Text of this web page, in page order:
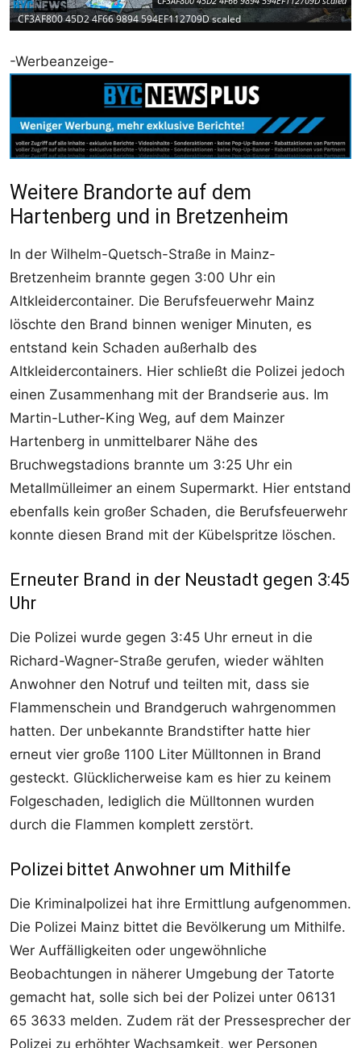
CF3AF800 45D2 4F66 9894 594EF112709D scaled
-Werbeanzeige-
Weitere Brandorte auf dem
Hartenberg und in Bretzenheim
In der Wilhelm-Quetsch-Straße in Mainz-
Bretzenheim brannte gegen 3:00 Uhr ein
Altkleidercontainer. Die Berufsfeuerwehr Mainz
löschte den Brand binnen weniger Minuten, es
entstand kein Schaden außerhalb des
Altkleidercontainers. Hier schließt die Polizei jedoch
einen Zusammenhang mit der Brandserie aus. Im
Martin-Luther-King Weg, auf dem Mainzer
Hartenberg in unmittelbarer Nähe des
Bruchwegstadions brannte um 3:25 Uhr ein
Metallmülleimer an einem Supermarkt. Hier entstand
ebenfalls kein großer Schaden, die Berufsfeuerwehr
konnte diesen Brand mit der Kübelspritze löschen.
Erneuter Brand in der Neustadt gegen 3:45
Uhr
Die Polizei wurde gegen 3:45 Uhr erneut in die
Richard-Wagner-Straße gerufen, wieder wählten
Anwohner den Notruf und teilten mit, dass sie
Flammenschein und Brandgeruch wahrgenommen
hatten. Der unbekannte Brandstifter hatte hier
erneut vier große 1100 Liter Mülltonnen in Brand
gesteckt. Glücklicherweise kam es hier zu keinem
Folgeschaden, lediglich die Mülltonnen wurden
durch die Flammen komplett zerstört.
Polizei bittet Anwohner um Mithilfe
Die Kriminalpolizei hat ihre Ermittlung aufgenommen.
Die Polizei Mainz bittet die Bevölkerung um Mithilfe.
Wer Auffälligkeiten oder ungewöhnliche
Beobachtungen in näherer Umgebung der Tatorte
gemacht hat, solle sich bei der Polizei unter 06131
65 3633 melden. Zudem rät der Pressesprecher der
Polizei zu erhöhter Wachsamkeit, wer Personen